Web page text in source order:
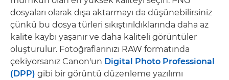
dosyaları olarak dışa aktarmayı da düşünebilirsiniz
çünkü bu dosya türleri sıkıştırıldıklarında daha az
kalite kaybı yaşanır ve daha kaliteli görüntüler
oluşturulur. Fotoğraflarınızı RAW formatında
çekiyorsanız Canon'un Digital Photo Professional
(DPP) gibi bir görüntü düzenleme yazılımı